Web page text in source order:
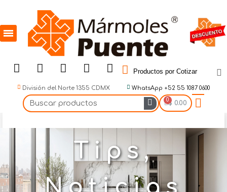
Productos por Cotizar
División del Norte 1355 CDMX WhatsApp +52 55 1087 0600
$ 0.00
Tips,